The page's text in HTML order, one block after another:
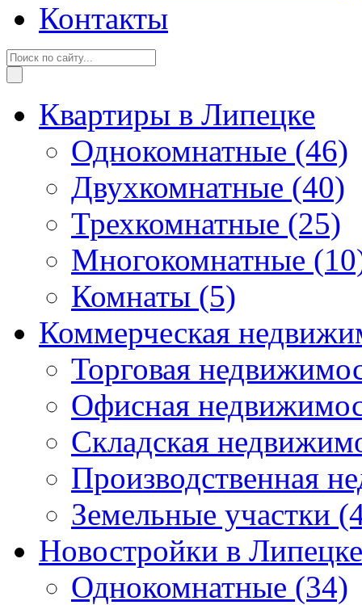
Контакты
Квартиры в Липецке
Однокомнатные (46)
Двухкомнатные (40)
Трехкомнатные (25)
Многокомнатные
Комнаты (5)
Коммерческая
Торговая
Офисная
Складская
Производственная
Земельные участки
Новостройки в Липецке
Однокомнатные (34)